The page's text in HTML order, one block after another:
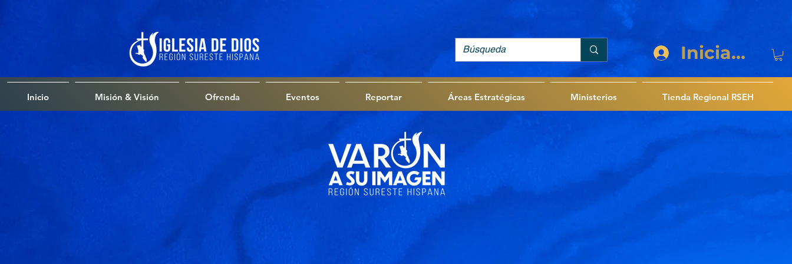
Iniciar
Inicio Misión & Visión Ofrenda Eventos Reportar Áreas Estratégicas Ministerios Tienda Regional RSEH